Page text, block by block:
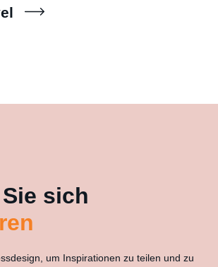
sich
um Inspirationen zu teilen und zu